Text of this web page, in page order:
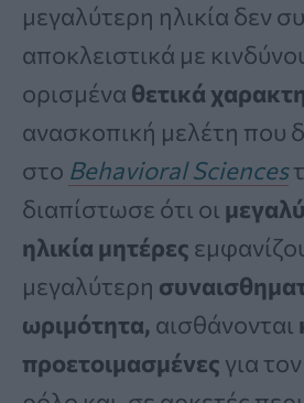
μεγαλύτερη ηλικία δεν
αποκλειστικά με
ορισμένα θετικά
ανασκοπική μελέτη που
στο Behavioral Sciences
διαπίστωσε ότι οι
ηλικία μητέρες
μεγαλύτερη
ωριμότητα, αισθάνονται
προετοιμασμένες για